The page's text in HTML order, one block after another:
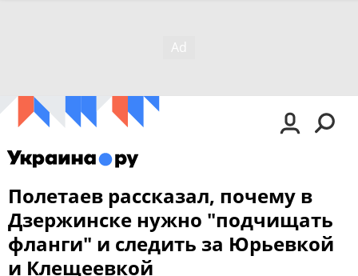
Полетаев рассказал, почему в
Дзержинске нужно "подчищать
фланги" и следить за Юрьевкой
и Клещеевкой